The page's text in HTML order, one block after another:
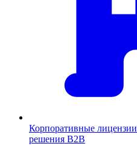
Корпоративные лицензии
решения B2B